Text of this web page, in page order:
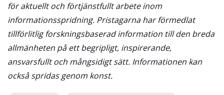
för aktuellt och förtjänstfullt arbete inom
informationsspridning. Pristagarna har förmedlat
tillförlitlig forskningsbaserad information till den breda
allmänheten på ett begripligt, inspirerande,
ansvarsfullt och mångsidigt sätt. Informationen kan
också spridas genom konst.